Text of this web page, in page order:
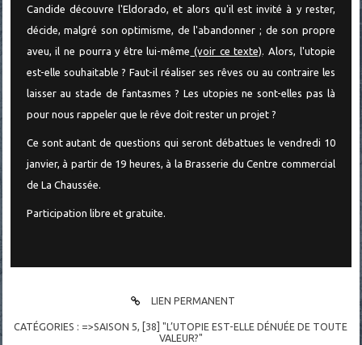
Candide découvre l'Eldorado, et alors qu'il est invité à y rester,
décide, malgré son optimisme, de l'abandonner ; de son propre
aveu, il ne pourra y être lui-même (voir ce texte). Alors, l'utopie
est-elle souhaitable ? Faut-il réaliser ses rêves ou au contraire les
laisser au stade de fantasmes ? Les utopies ne sont-elles pas là
pour nous rappeler que le rêve doit rester un projet ?
Ce sont autant de questions qui seront débattues le vendredi 10
janvier, à partir de 19 heures, à la Brasserie du Centre commercial
de La Chaussée.
Participation libre et gratuite.
LIEN PERMANENT
CATÉGORIES : =>SAISON 5,
[38] "L’UTOPIE EST-ELLE DÉNUÉE DE TOUTE
VALEUR?"